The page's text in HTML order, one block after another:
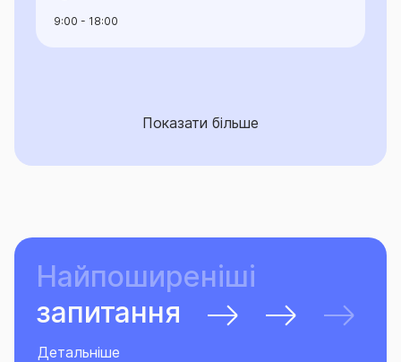
9:00 - 18:00
Показати більше
Найпоширеніші
запитання
Детальніше